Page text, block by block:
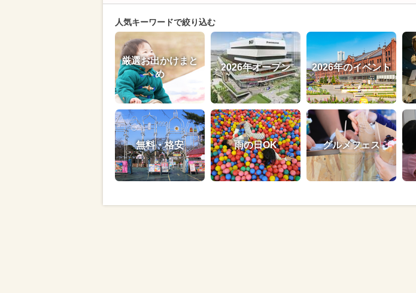
人気キーワードで絞り込む
厳選お出かけまと
め
2026年オープン 2026年のイベント
無料・格安 雨の日OK グルメフェス